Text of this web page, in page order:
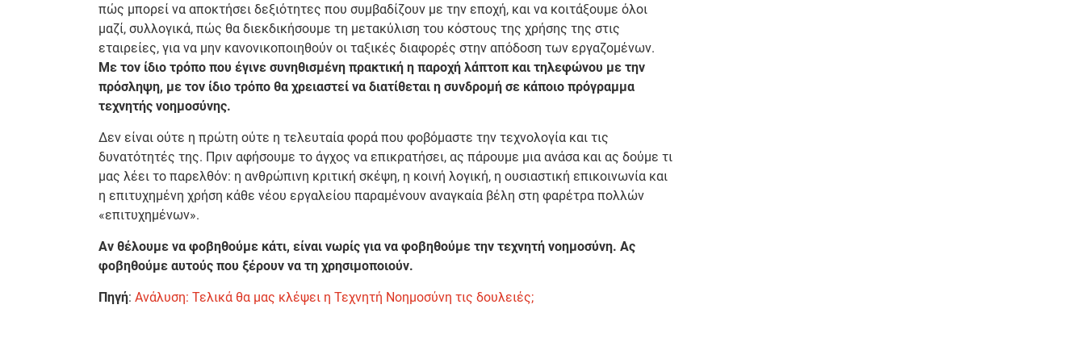
πώς μπορεί να αποκτήσει δεξιότητες που συμβαδίζουν με την εποχή, και να κοιτάξουμε όλοι
μαζί, συλλογικά, πώς θα διεκδικήσουμε τη μετακύλιση του κόστους της χρήσης της στις
εταιρείες, για να μην κανονικοποιηθούν οι ταξικές διαφορές στην απόδοση των εργαζομένων.
Με τον ίδιο τρόπο που έγινε συνηθισμένη πρακτική η παροχή λάπτοπ και τηλεφώνου με την
πρόσληψη, με τον ίδιο τρόπο θα χρειαστεί να διατίθεται η συνδρομή σε κάποιο πρόγραμμα
τεχνητής νοημοσύνης.
Δεν είναι ούτε η πρώτη ούτε η τελευταία φορά που φοβόμαστε την τεχνολογία και τις
δυνατότητές της. Πριν αφήσουμε το άγχος να επικρατήσει, ας πάρουμε μια ανάσα και ας δούμε τι
μας λέει το παρελθόν: η ανθρώπινη κριτική σκέψη, η κοινή λογική, η ουσιαστική επικοινωνία και
η επιτυχημένη χρήση κάθε νέου εργαλείου παραμένουν αναγκαία βέλη στη φαρέτρα πολλών
«επιτυχημένων».
Aν θέλουμε να φοβηθούμε κάτι, είναι νωρίς για να φοβηθούμε την τεχνητή νοημοσύνη. Ας
φοβηθούμε αυτούς που ξέρουν να τη χρησιμοποιούν.
Πηγή: Ανάλυση: Τελικά θα μας κλέψει η Τεχνητή Νοημοσύνη τις δουλειές;